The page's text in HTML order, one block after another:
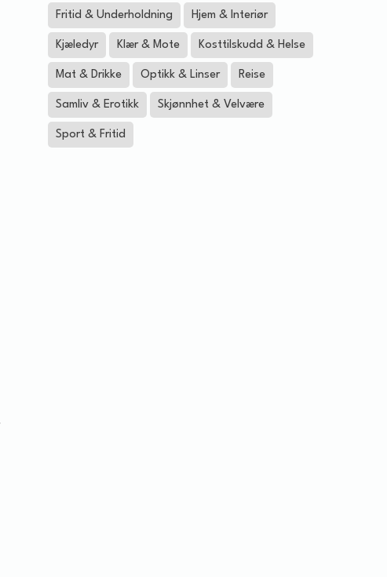
Fritid & Underholdning Hjem & Interiør
Kjæledyr Klær & Mote Kosttilskudd & Helse
Mat & Drikke Optikk & Linser Reise
Samliv & Erotikk Skjønnhet & Velvære
Sport & Fritid